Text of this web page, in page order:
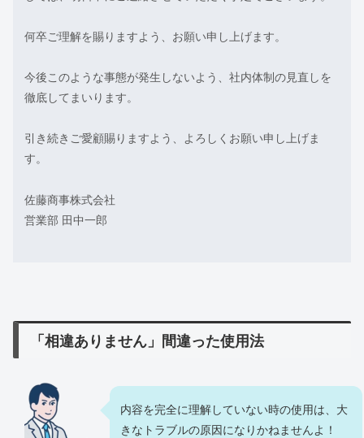
何卒ご理解を賜りますよう、お願い申し上げます。
今後このような事態が発生しないよう、社内体制の見直しを
徹底してまいります。
引き続きご愛顧賜りますよう、よろしくお願い申し上げま
す。
佐藤商事株式会社
営業部 田中一郎
「相違ありません」間違った使用法
内容を完全に理解していない時の使用は、大
きなトラブルの原因になりかねませんよ！